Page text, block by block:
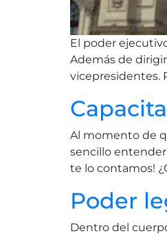
El poder
Además de
vicepresidentes.
Al momento de
sencillo
te lo contamos!
Poder
Dentro del